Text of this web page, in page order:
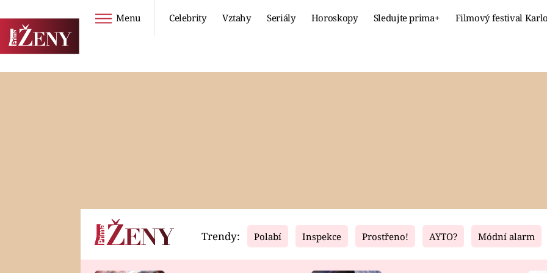
Menu Celebrity Vztahy Seriály Horoskopy Sledujte prima+ Filmový festival
Horoskopy Video Fresh Living
Trendy: Polabí Inspekce Prostřeno! AYTO? Módní alarm